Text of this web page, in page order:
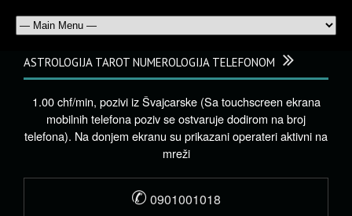
ASTROLOGIJA TAROT NUMEROLOGIJA TELEFONOM
1.00 chf/min, pozivi iz Švajcarske (Sa touchscreen ekrana
mobilnih telefona poziv se ostvaruje dodirom na broj
telefona). Na donjem ekranu su prikazani operateri aktivni na
mreži
✆ 0901001018